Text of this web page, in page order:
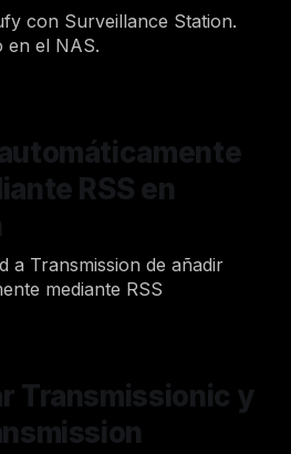
con Surveillance Station.
en el NAS.
RSS en
a Transmission de añadir
mediante RSS
Transmissionic y